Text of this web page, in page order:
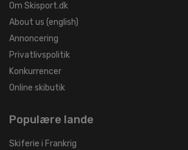
Om Skisport.dk
About us (english)
Annoncering
Privatlivspolitik
Konkurrencer
Online skibutik
Populære lande
Skiferie i Frankrig